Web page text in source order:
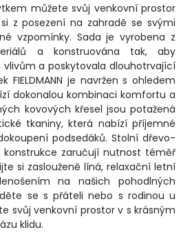
můžete svůj venkovní prostor
z posezení na zahradě se svými
vzpomínky. Sada je vyrobena z
a konstruována tak, aby
a poskytovala dlouhotrvající
FIELDMANN je navržen s ohledem
dokonalou kombinaci komfortu a
kovových křesel jsou potažená
tkaniny, která nabízí příjemné
podsedáků. Stolní dřevo-
konstrukce zaručují nutnost téměř
si zaslouženě líná, relaxační letní
na našich pohodlných
se s přáteli nebo s rodinou u
svůj venkovní prostor v s krásným
klidu.